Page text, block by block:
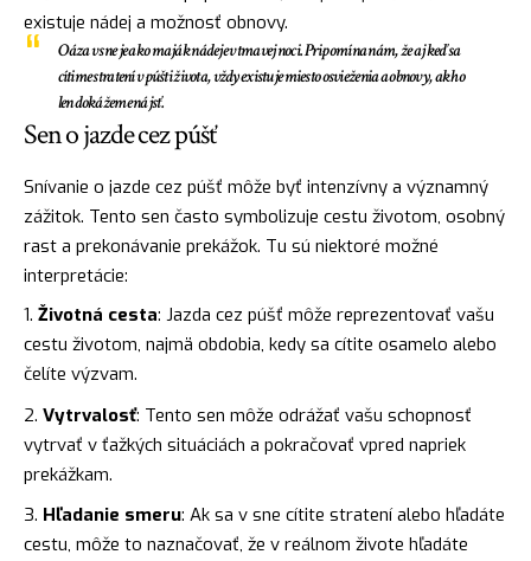
existuje nádej a možnosť obnovy.
Oáza v sne je ako maják nádeje v tmavej noci. Pripomína nám, že aj keď sa
cítime stratení v púšti života, vždy existuje miesto osvieženia a obnovy, ak ho
len dokážeme nájsť.
Sen o jazde cez púšť
Snívanie o jazde cez púšť môže byť intenzívny a významný
zážitok. Tento sen často symbolizuje cestu životom, osobný
rast a prekonávanie prekážok. Tu sú niektoré možné
interpretácie:
Životná cesta: Jazda cez púšť môže reprezentovať vašu
cestu životom, najmä obdobia, kedy sa cítite osamelo alebo
čelíte výzvam.
Vytrvalosť: Tento sen môže odrážať vašu schopnosť
vytrvať v ťažkých situáciách a pokračovať vpred napriek
prekážkam.
Hľadanie smeru: Ak sa v sne cítite stratení alebo hľadáte
cestu, môže to naznačovať, že v reálnom živote hľadáte